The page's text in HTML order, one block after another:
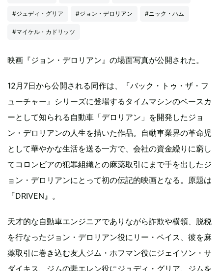
#ジュディ・グリア #ジョン・デロリアン #ニック・ハム
#マイケル・カドリッツ
映画『ジョン・デロリアン』の場面写真が公開された。
12月7日から公開される同作は、『バック・トゥ・ザ・フ
ューチャー』シリーズに登場するタイムマシンのベースカ
ーとして知られる自動車「デロリアン」を開発したジョ
ン・デロリアンの人生を描いた作品。自動車業界の革命児
として華やかな生活を送る一方で、会社の資金繰りに窮し
てコロンビアの犯罪組織との麻薬取引にまで手を出したジ
ョン・デロリアンにとって初の伝記的映画となる。原題は
『DRIVEN』。
天才的な自動車エンジニアでありながら詐欺や横領、脱税
を行なったジョン・デロリアン役にリー・ペイス、彼を麻
薬取引に巻き込む友人ジム・ホフマン役にジェイソン・サ
ダイキス、ジムの妻エレン役にジュディ・グリア、ジムを